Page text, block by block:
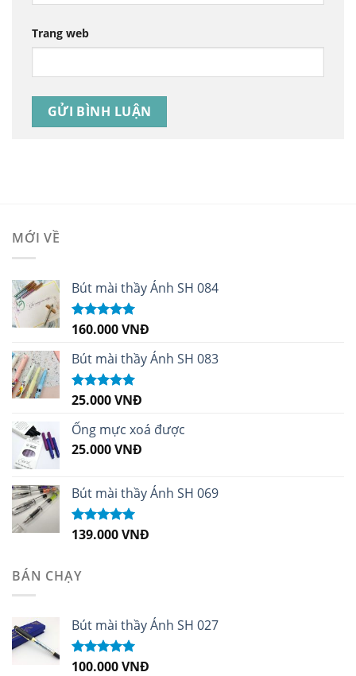
Trang web
MỚI VỀ
Bút mài thầy Ánh SH 084
Được xếp
sao
160.000VNĐ
Bút mài thầy Ánh SH 083
Được xếp
sao
25.000VNĐ
Ống mực xoá được
25.000VNĐ
Bút mài thầy Ánh SH 069
Được xếp
139.000VNĐ
BÁN CHẠY
Bút mài thầy Ánh SH 027
Được xếp
100.000VNĐ